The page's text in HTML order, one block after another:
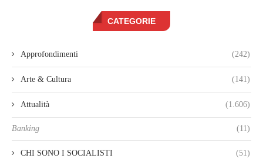
CATEGORIE
Approfondimenti (242)
Arte & Cultura (141)
Attualità (1.606)
Banking (11)
CHI SONO I SOCIALISTI (51)